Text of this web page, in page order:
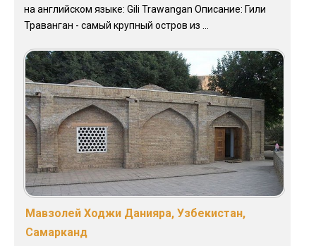
на английском языке: Gili Trawangan Описание: Гили
Траванган - самый крупный остров из ...
Мавзолей Ходжи Данияра, Узбекистан,
Самарканд